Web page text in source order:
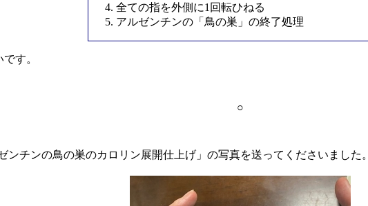
全ての指を外側に1回転ひねる
アルゼンチンの「鳥の巣」の終了処理
す。
○
チンの鳥の巣のカロリン展開仕上げ」の写真を送ってくださいました。